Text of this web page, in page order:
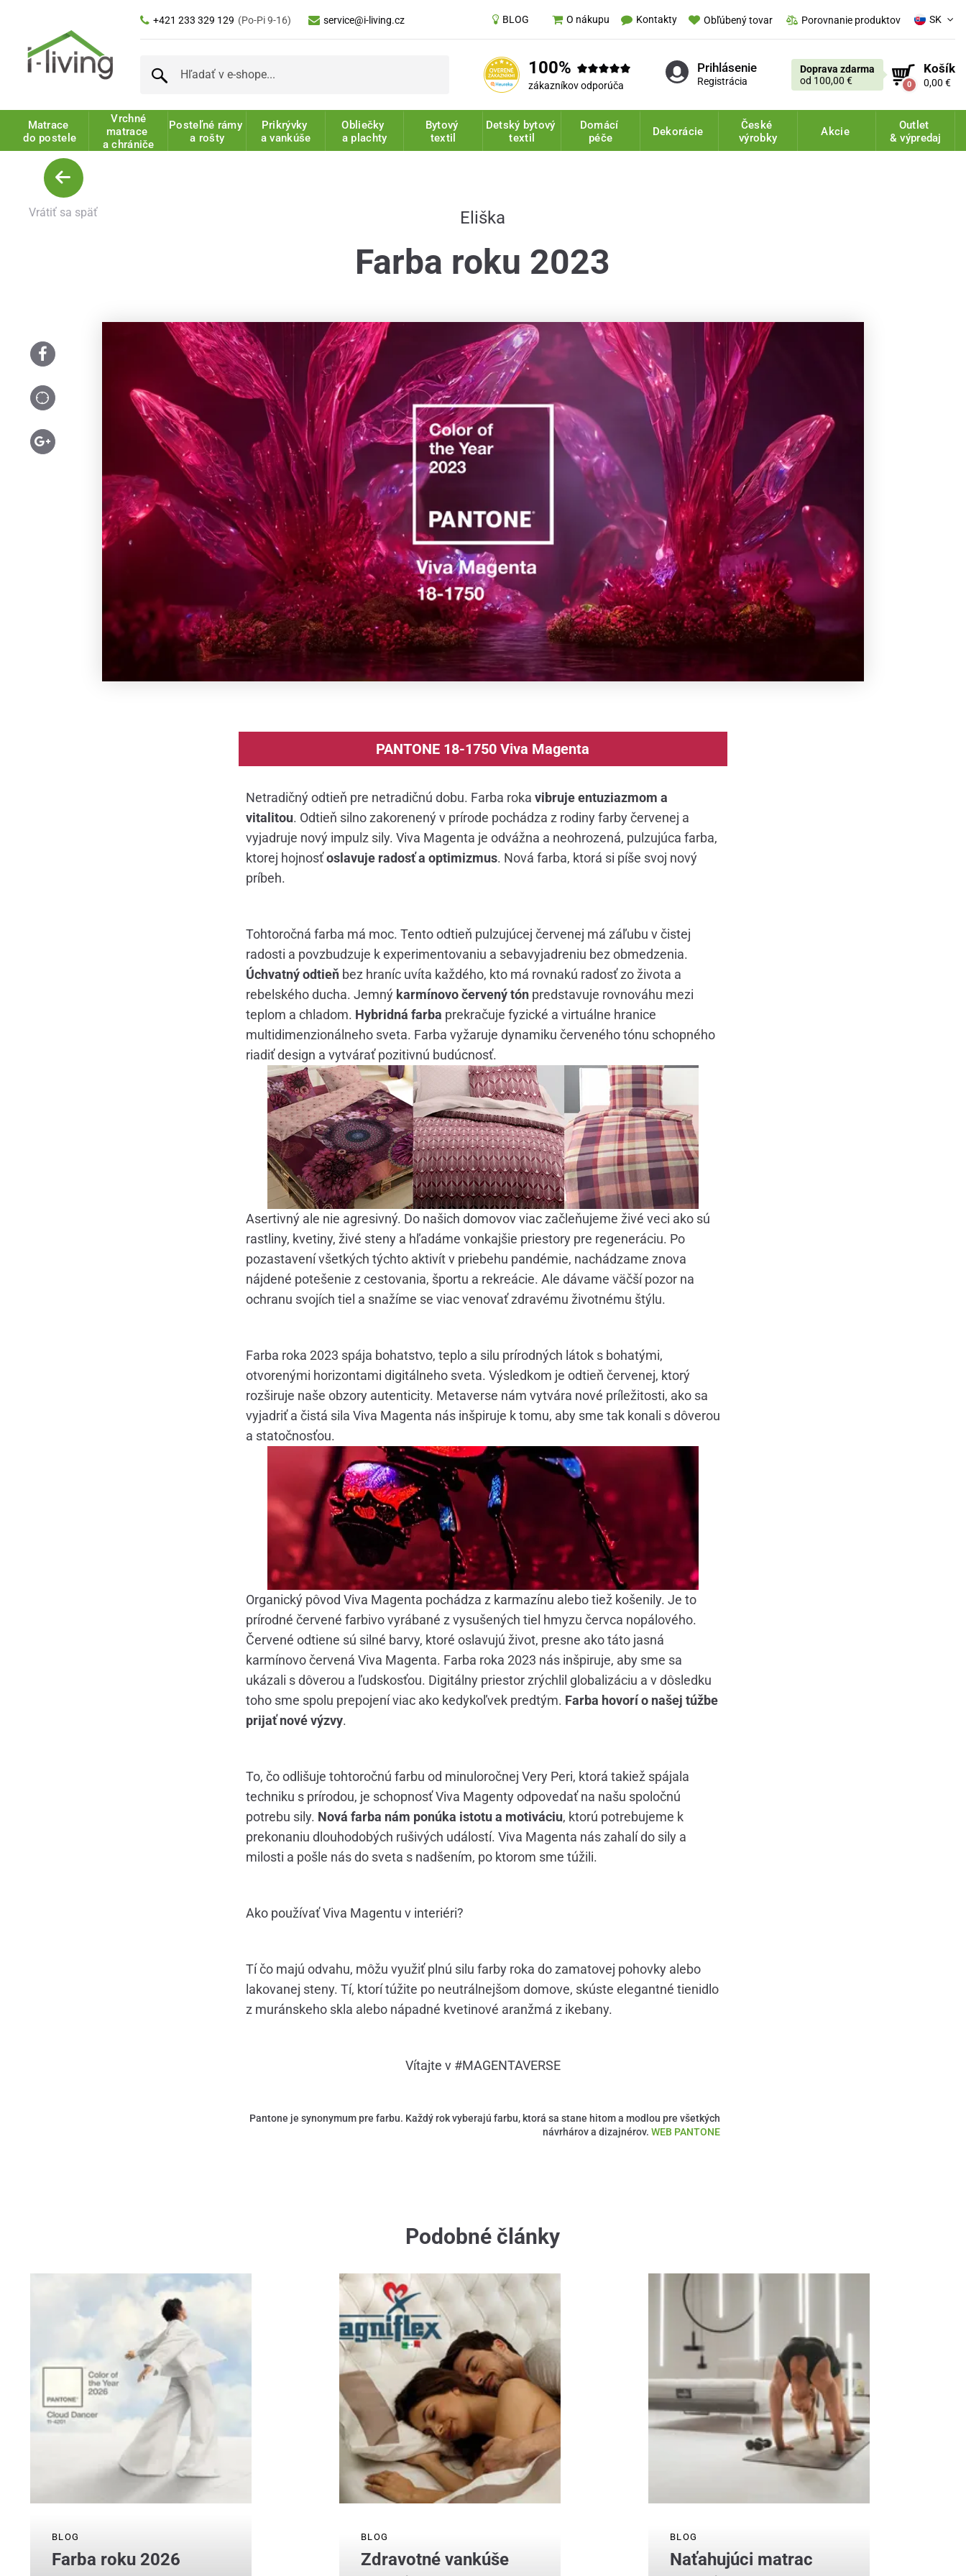
+421 233 329 129 (Po-Pi 9-16) service@i-living.cz BLOG O nákupu Kontakty Obľúbený tovar Porovnanie produktov SK
100%
zákazníkov odporúča
Prihlásenie
Registrácia
Doprava zdarma
od 100,00 €
0
Košík
0,00 €
Matrace
do postele
Vrchné
matrace
a chrániče
Posteľné rámy
a rošty
Prikrývky
a vankúše
Obliečky
a plachty
Bytový
textil
Detský bytový
textil
Domácí
péče
Dekorácie
České
výrobky
Akcie
Outlet
& výpredaj
Vrátiť sa späť Eliška
Farba roku 2023
PANTONE 18-1750 Viva Magenta
Netradičný odtieň pre netradičnú dobu. Farba roka vibruje entuziazmom a
vitalitou. Odtieň silno zakorenený v prírode pochádza z rodiny farby červenej a
vyjadruje nový impulz sily. Viva Magenta je odvážna a neohrozená, pulzujúca farba,
ktorej hojnosťoslavuje radosť a optimizmus. Nová farba, ktorá si píše svoj nový
príbeh.
Tohtoročná farba má moc. Tento odtieň pulzujúcej červenej má záľubu v čistej
radosti a povzbudzuje k experimentovaniu a sebavyjadreniu bez obmedzenia.
Úchvatný odtieňbez hraníc uvíta každého, kto má rovnakú radosť zo života a
rebelského ducha. Jemný karmínovo červený tónpredstavuje rovnováhu mezi
teplom a chladom. Hybridná farba prekračuje fyzické a virtuálne hranice
multidimenzionálneho sveta. Farba vyžaruje dynamiku červeného tónu schopného
riadiť design a vytvárať pozitivnú budúcnosť.
Asertivný ale nie agresivný. Do našich domovov viac začleňujeme živé veci ako sú
rastliny, kvetiny, živé steny a hľadáme vonkajšie priestory pre regeneráciu. Po
pozastavení všetkých týchto aktivít v priebehu pandémie, nachádzame znova
nájdené potešenie z cestovania, športu a rekreácie. Ale dávame väčší pozor na
ochranu svojích tiel a snažíme se viac venovať zdravému životnému štýlu.
Farba roka 2023 spája bohatstvo, teplo a silu prírodných látok s bohatými,
otvorenými horizontami digitálneho sveta. Výsledkom je odtieň červenej, ktorý
rozširuje naše obzory autenticity. Metaverse nám vytvára nové príležitosti, ako sa
vyjadriť a čistá sila Viva Magenta nás inšpiruje k tomu, aby sme tak konali s dôverou
a statočnosťou.
Organický pôvod Viva Magenta pochádza z karmazínu alebo tiež košenily. Je to
prírodné červené farbivo vyrábané z vysušených tiel hmyzu červca nopálového.
Červené odtiene sú silné barvy, ktoré oslavujú život, presne ako táto jasná
karmínovo červená Viva Magenta. Farba roka 2023 nás inšpiruje, aby sme sa
ukázali s dôverou a ľudskosťou. Digitálny priestor zrýchlil globalizáciu a v dôsledku
toho sme spolu prepojení viac ako kedykoľvek predtým. Farba hovorí o našej túžbe
prijať nové výzvy.
To, čo odlišuje tohtoročnú farbu od minuloročnej Very Peri, ktorá takiež spájala
techniku s prírodou, je schopnosť Viva Magenty odpovedať na našu spoločnú
potrebu sily. Nová farba nám ponúka istotu a motiváciu, ktorú potrebujeme k
prekonaniu dlouhodobých rušivých událostí. Viva Magenta nás zahalí do sily a
milosti a pošle nás do sveta s nadšením, po ktorom sme túžili.
Ako používať Viva Magentu v interiéri?
Tí čo majú odvahu, môžu využiť plnú silu farby roka do zamatovej pohovky alebo
lakovanej steny. Tí, ktorí túžite po neutrálnejšom domove, skúste elegantné tienidlo
z muránskeho skla alebo nápadné kvetinové aranžmá z ikebany.
Vítajte v #MAGENTAVERSE
Pantone je synonymum pre farbu. Každý rok vyberajú farbu, ktorá sa stane hitom a modlou pre všetkých
návrhárov a dizajnérov. WEB PANTONE
Podobné články
BLOG
Farba roku 2026
BLOG
Zdravotné vankúše
BLOG
Naťahujúci matrac